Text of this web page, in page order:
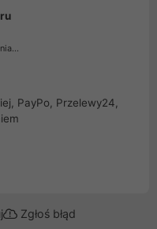
PayPo, Przelewy24,
Zgłoś błąd